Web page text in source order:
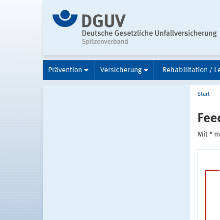
Prävention Versicherung Rehabilitation /
Start
Mit *